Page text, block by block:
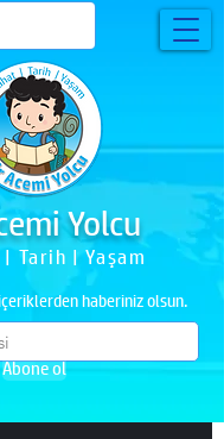
Yolcu
Tarih | Yaşam
haberiniz olsun.
Abone ol